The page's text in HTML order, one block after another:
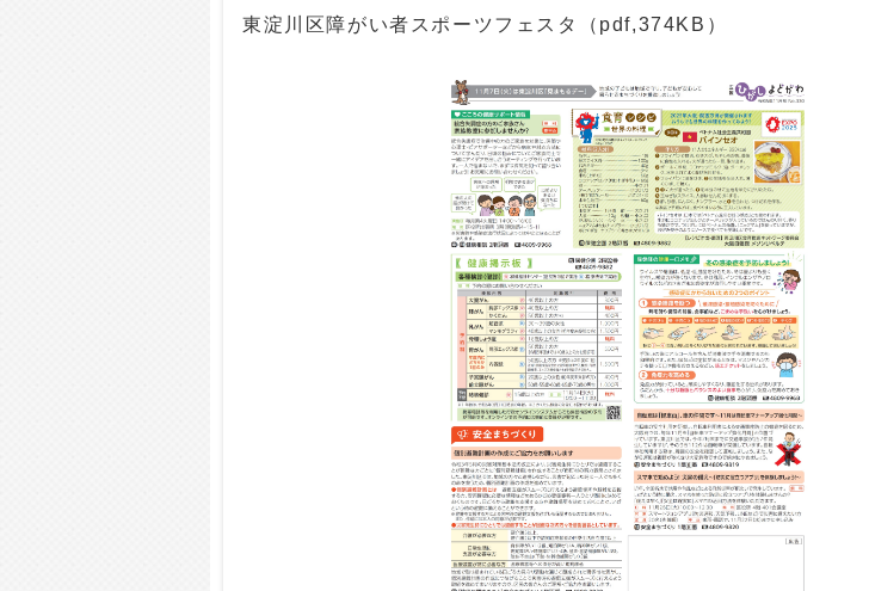
東淀川区障がい者スポーツフェスタ（pdf,374KB）